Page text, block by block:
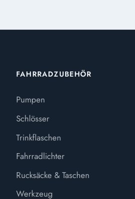
FAHRRADZUBEHÖR
Pumpen
Schlösser
Trinkflaschen
Fahrradlichter
Rucksäcke & Taschen
Werkzeug